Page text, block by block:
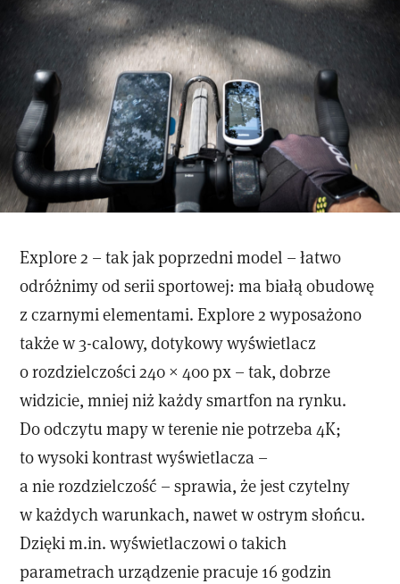
Explore 2 – tak jak poprzedni model – łatwo
odróżnimy od serii sportowej: ma białą obudowę
z czarnymi elementami. Explore 2 wyposażono
także w 3-calowy, dotykowy wyświetlacz
o rozdzielczości 240 × 400 px – tak, dobrze
widzicie, mniej niż każdy smartfon na rynku.
Do odczytu mapy w terenie nie potrzeba 4K;
to wysoki kontrast wyświetlacza –
a nie rozdzielczość – sprawia, że jest czytelny
w każdych warunkach, nawet w ostrym słońcu.
Dzięki m.in. wyświetlaczowi o takich
parametrach urządzenie pracuje 16 godzin